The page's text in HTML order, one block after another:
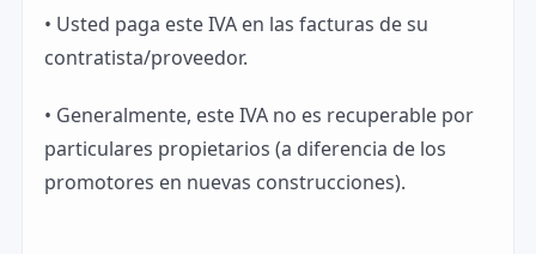
• Usted paga este IVA en las facturas de su
contratista/proveedor.
• Generalmente, este IVA no es recuperable por
particulares propietarios (a diferencia de los
promotores en nuevas construcciones).